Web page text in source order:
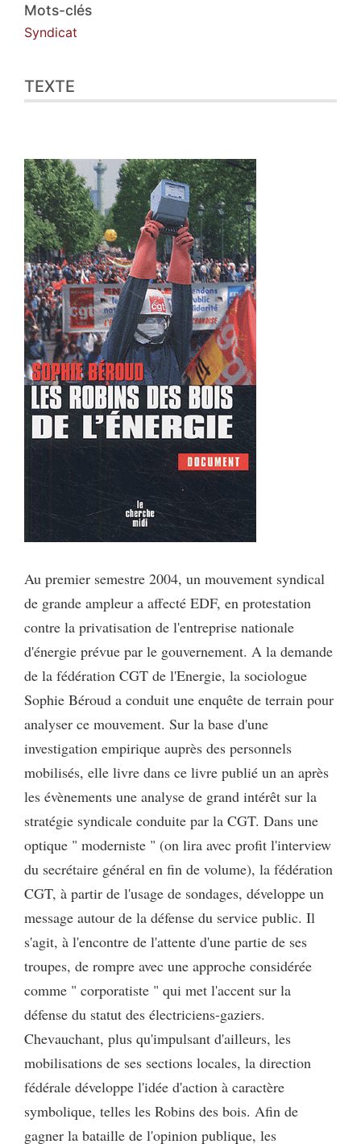
Citer cet article
Auteur
Mots-clés
Syndicat
TEXTE
Au premier semestre 2004, un mouvement syndical
de grande ampleur a affecté EDF, en protestation
contre la privatisation de l'entreprise nationale
d'énergie prévue par le gouvernement. A la demande
de la fédération CGT de l'Energie, la sociologue
Sophie Béroud a conduit une enquête de terrain pour
analyser ce mouvement. Sur la base d'une
investigation empirique auprès des personnels
mobilisés, elle livre dans ce livre publié un an après
les évènements une analyse de grand intérêt sur la
stratégie syndicale conduite par la CGT. Dans une
optique " moderniste " (on lira avec profit l'interview
du secrétaire général en fin de volume), la fédération
CGT, à partir de l'usage de sondages, développe un
message autour de la défense du service public. Il
s'agit, à l'encontre de l'attente d'une partie de ses
troupes, de rompre avec une approche considérée
comme " corporatiste " qui met l'accent sur la
défense du statut des électriciens-gaziers.
Chevauchant, plus qu'impulsant d'ailleurs, les
mobilisations de ses sections locales, la direction
fédérale développe l'idée d'action à caractère
symbolique, telles les Robins des bois. Afin de
gagner la bataille de l'opinion publique, les